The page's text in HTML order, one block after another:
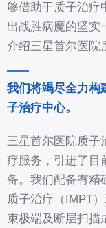
够借助于质子治疗
出战胜病魔的坚实
介绍三星首尔医院
我们将竭尽全力构
子治疗中心。
三星首尔医院质子
疗服务，引进了目
备。我们配备有精
质子治疗（IMPT
束极端及断层扫描